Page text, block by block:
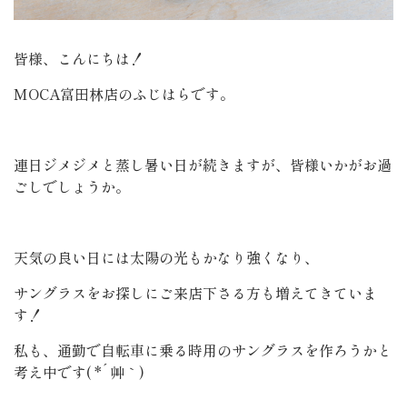
皆様、こんにちは！
MOCA富田林店のふじはらです。
連日ジメジメと蒸し暑い日が続きますが、皆様いかがお過
ごしでしょうか。
天気の良い日には太陽の光もかなり強くなり、
サングラスをお探しにご来店下さる方も増えてきていま
す！
私も、通勤で自転車に乗る時用のサングラスを作ろうかと
考え中です( *´艸｀)